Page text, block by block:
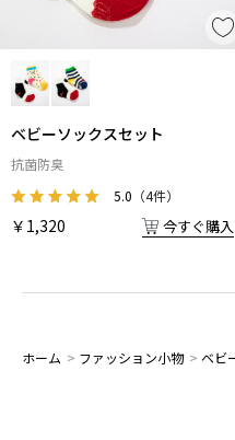
ベビーソックスセット
抗菌防臭
5.0 （4件）
￥1,320 今すぐ購入
ホーム > ファッション小物 > ベビ